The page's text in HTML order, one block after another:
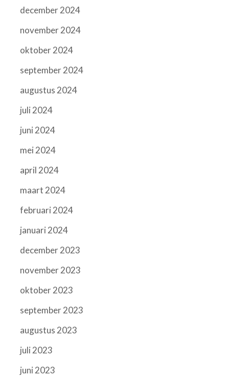
december 2024
november 2024
oktober 2024
september 2024
augustus 2024
juli 2024
juni 2024
mei 2024
april 2024
maart 2024
februari 2024
januari 2024
december 2023
november 2023
oktober 2023
september 2023
augustus 2023
juli 2023
juni 2023